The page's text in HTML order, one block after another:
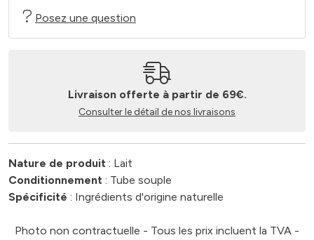
Posez une question
Livraison offerte à partir de 69€.
Consulter le détail de nos livraisons
Nature de produit : Lait
Conditionnement : Tube souple
Spécificité : Ingrédients d'origine naturelle
Photo non contractuelle - Tous les prix incluent la TVA -